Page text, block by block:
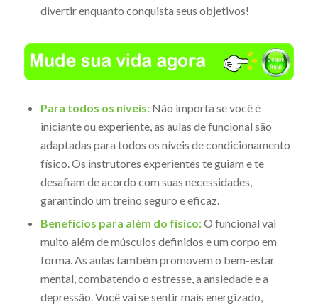
divertir enquanto conquista seus objetivos!
Para todos os níveis:Não importa se você é
iniciante ou experiente, as aulas de funcional são
adaptadas para todos os níveis de condicionamento
físico. Os instrutores experientes te guiam e te
desafiam de acordo com suas necessidades,
garantindo um treino seguro e eficaz.
Benefícios para além do físico:O funcional vai
muito além de músculos definidos e um corpo em
forma. As aulas também promovem o bem-estar
mental, combatendo o estresse, a ansiedade e a
depressão. Você vai se sentir mais energizado,